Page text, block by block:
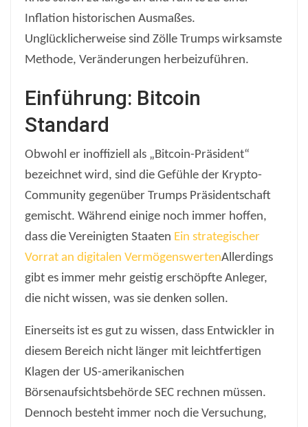
Inflation historischen Ausmaßes.
Unglücklicherweise sind Zölle Trumps wirksamste
Methode, Veränderungen herbeizuführen.
Einführung: Bitcoin
Standard
Obwohl er inoffiziell als „Bitcoin-Präsident“
bezeichnet wird, sind die Gefühle der Krypto-
Community gegenüber Trumps Präsidentschaft
gemischt. Während einige noch immer hoffen,
dass die Vereinigten Staaten Ein strategischer
Vorrat an digitalen VermögenswertenAllerdings
gibt es immer mehr geistig erschöpfte Anleger,
die nicht wissen, was sie denken sollen.
Einerseits ist es gut zu wissen, dass Entwickler in
diesem Bereich nicht länger mit leichtfertigen
Klagen der US-amerikanischen
Börsenaufsichtsbehörde SEC rechnen müssen.
Dennoch besteht immer noch die Versuchung,